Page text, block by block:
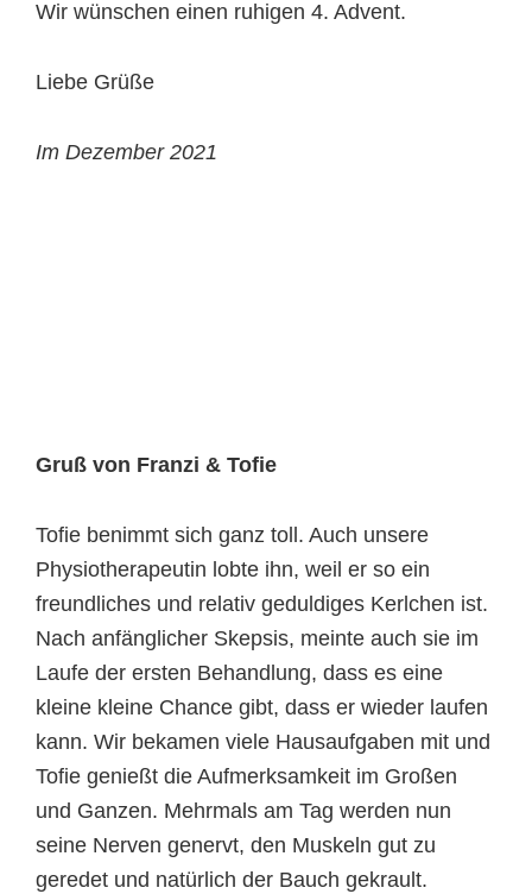
Wir wünschen einen ruhigen 4. Advent.
Liebe Grüße
Im Dezember 2021
Gruß von Franzi & Tofie
Tofie benimmt sich ganz toll. Auch unsere
Physiotherapeutin lobte ihn, weil er so ein
freundliches und relativ geduldiges Kerlchen ist.
Nach anfänglicher Skepsis, meinte auch sie im
Laufe der ersten Behandlung, dass es eine
kleine kleine Chance gibt, dass er wieder laufen
kann. Wir bekamen viele Hausaufgaben mit und
Tofie genießt die Aufmerksamkeit im Großen
und Ganzen. Mehrmals am Tag werden nun
seine Nerven genervt, den Muskeln gut zu
geredet und natürlich der Bauch gekrault.